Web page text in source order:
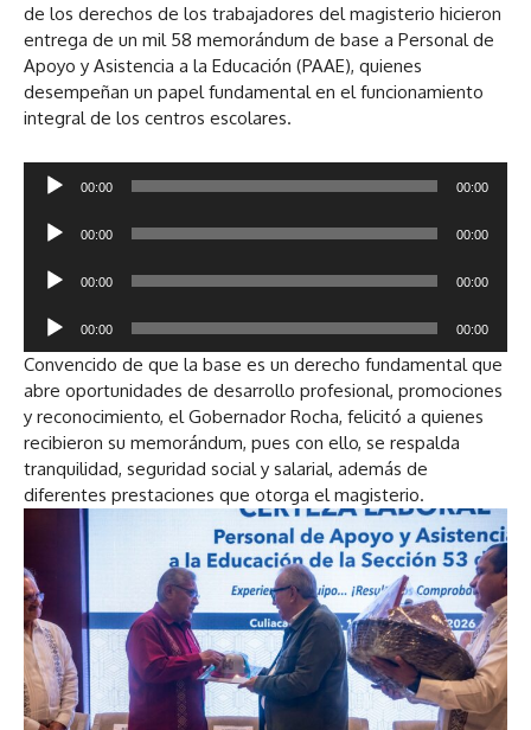
de los derechos de los trabajadores del magisterio hicieron
entrega de un mil 58 memorándum de base a Personal de
Apoyo y Asistencia a la Educación (PAAE), quienes
desempeñan un papel fundamental en el funcionamiento
integral de los centros escolares.
c
r
d
e
a
d
i
o
00:00 00:00
d
u
c
t
o
r
d
u
d
i
00:00 00:00
o
d
u
c
t
o
e
a
u
d
i
o
00:00 00:00
p
r
o
d
u
c
r
d
e
a
u
d
00:00 00:00
Convencido de que la base es un derecho fundamental que
abre oportunidades de desarrollo profesional, promociones
y reconocimiento, el Gobernador Rocha, felicitó a quienes
recibieron su memorándum, pues con ello, se respalda
tranquilidad, seguridad social y salarial, además de
diferentes prestaciones que otorga el magisterio.